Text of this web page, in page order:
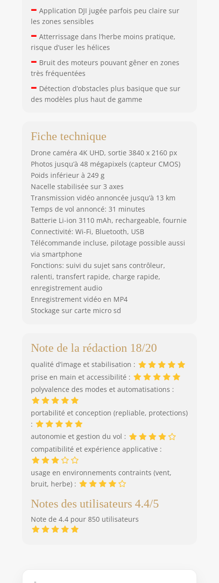
– Application DJI jugée parfois peu claire sur
les zones sensibles
– Atterrissage dans l’herbe moins pratique,
risque d’user les hélices
– Bruit des moteurs pouvant gêner en zones
très fréquentées
– Détection d’obstacles plus basique que sur
des modèles plus haut de gamme
Fiche technique
Drone caméra 4K UHD, sortie 3840 x 2160 px
Photos jusqu’à 48 mégapixels (capteur CMOS)
Poids inférieur à 249 g
Nacelle stabilisée sur 3 axes
Transmission vidéo annoncée jusqu’à 13 km
Temps de vol annoncé: 31 minutes
Batterie Li-ion 3110 mAh, rechargeable, fournie
Connectivité: Wi-Fi, Bluetooth, USB
Télécommande incluse, pilotage possible aussi
via smartphone
Fonctions: suivi du sujet sans contrôleur,
ralenti, transfert rapide, charge rapide,
enregistrement audio
Enregistrement vidéo en MP4
Stockage sur carte micro sd
Note de la rédaction 18/20
qualité d’image et stabilisation :
prise en main et accessibilité :
polyvalence des modes et automatisations :
portabilité et conception (repliable, protections)
:
autonomie et gestion du vol :
compatibilité et expérience applicative :
usage en environnements contraints (vent,
bruit, herbe) :
Notes des utilisateurs 4.4/5
Note de 4.4 pour 850 utilisateurs